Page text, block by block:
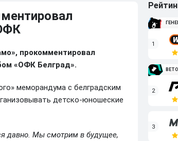
прокомментировал
«ОФК Белград».
меморандума с белградским
детско-юношеские
давно. Мы смотрим в будущее,
1
2
3